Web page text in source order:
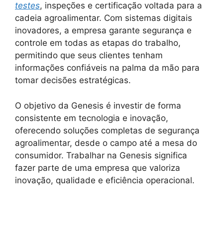
testes, inspeções e certificação voltada para a
cadeia agroalimentar. Com sistemas digitais
inovadores, a empresa garante segurança e
controle em todas as etapas do trabalho,
permitindo que seus clientes tenham
informações confiáveis na palma da mão para
tomar decisões estratégicas.
O objetivo da Genesis é investir de forma
consistente em tecnologia e inovação,
oferecendo soluções completas de segurança
agroalimentar, desde o campo até a mesa do
consumidor. Trabalhar na Genesis significa
fazer parte de uma empresa que valoriza
inovação, qualidade e eficiência operacional.